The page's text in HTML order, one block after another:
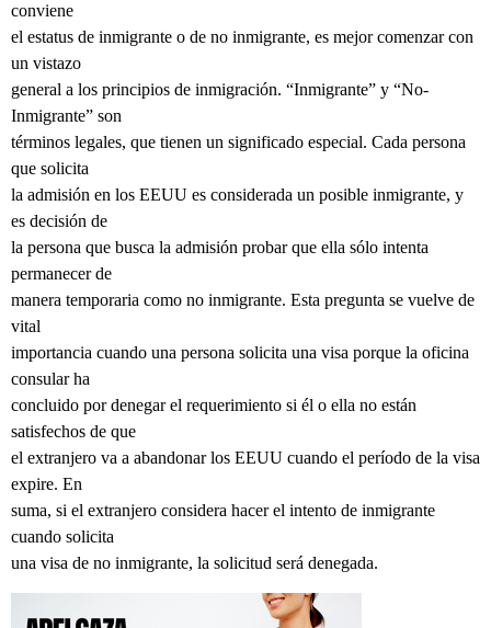
conviene
el estatus de inmigrante o de no inmigrante, es mejor comenzar con
un vistazo
general a los principios de inmigración. “Inmigrante” y “No-
Inmigrante” son
términos legales, que tienen un significado especial. Cada persona
que solicita
la admisión en los EEUU es considerada un posible inmigrante, y
es decisión de
la persona que busca la admisión probar que ella sólo intenta
permanecer de
manera temporaria como no inmigrante. Esta pregunta se vuelve de
vital
importancia cuando una persona solicita una visa porque la oficina
consular ha
concluido por denegar el requerimiento si él o ella no están
satisfechos de que
el extranjero va a abandonar los EEUU cuando el período de la visa
expire. En
suma, si el extranjero considera hacer el intento de inmigrante
cuando solicita
una visa de no inmigrante, la solicitud será denegada.